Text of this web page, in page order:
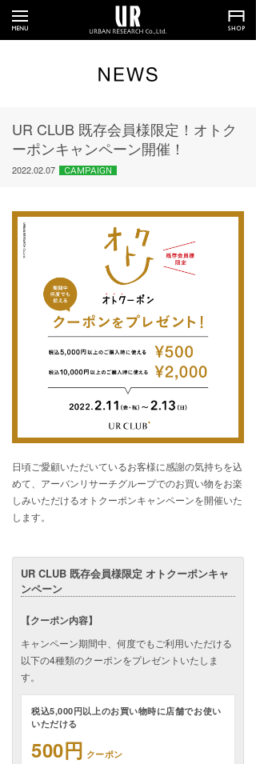
UR CLUB 既存会員様限定！オトク
ーポンキャンペーン開催！
2022.02.07
日頃ご愛顧いただいているお客様に感謝の気持ちを込
めて、アーバンリサーチグループでのお買い物をお楽
しみいただけるオトクーポンキャンペーンを開催いた
します。
UR CLUB 既存会員様限定 オトクーポンキャ
ンペーン
【クーポン内容】
キャンペーン期間中、何度でもご利用いただける
以下の4種類のクーポンをプレゼントいたしま
す。
税込5,000円以上のお買い物時に店舗でお使い
いただける
500円 クーポン